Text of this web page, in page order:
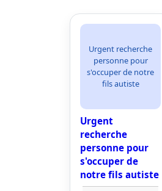
Urgent recherche
personne pour
s'occuper de notre
fils autiste
Urgent
recherche
personne pour
s'occuper de
notre fils autiste